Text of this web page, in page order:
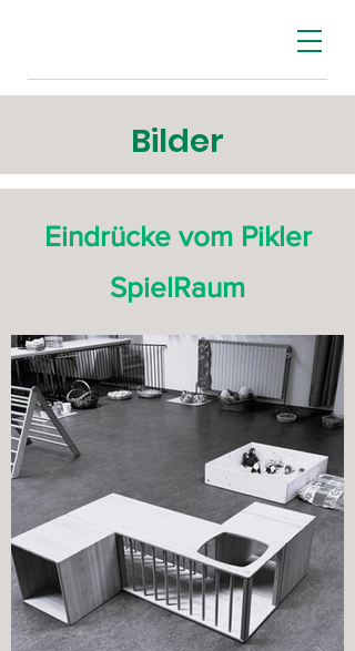
Bilder
Eindrücke vom Pikler
SpielRaum